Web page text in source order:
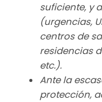
suficiente, y
(urgencias,
centros de
residencias
etc.).
Ante la
protección,